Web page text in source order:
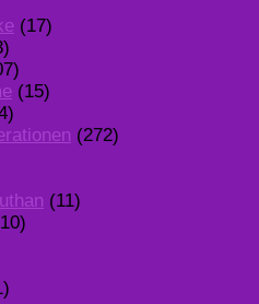
(17)
(15)
(272)
(11)